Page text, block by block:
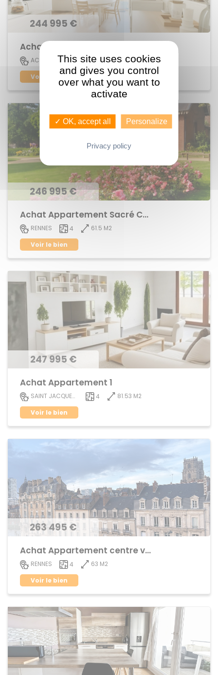
244 995 €
ACIGNE 4
73 M2
Voir le bien
246 995 €
Achat Appartement Sacré Coeurs
RENNES 4
61.5 M2
Voir le bien
247 995 €
Achat Appartement 1
SAINT JACQUES DE LA LANDE 4
81.53 M2
Voir le bien
263 495 €
Achat Appartement centre ville
RENNES 4
63 M2
Voir le bien
This site uses cookies
and gives you control
over what you want to
activate
✓ OK, accept all Personalize
Privacy policy